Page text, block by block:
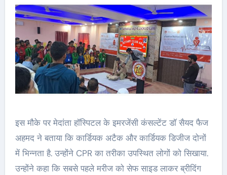
इस मौके पर मेदांता हॉस्पिटल के इमरजेंसी कंसल्टेंट डॉ सैयद फैज
अहमद ने बताया कि कार्डियक अटैक और कार्डियक डिजीज दोनों
में भिन्नता है. उन्होंने CPR का तरीका उपस्थित लोगों को सिखाया.
उन्होंने कहा कि सबसे पहले मरीज को सेफ साइड लाकर ब्रीदिंग